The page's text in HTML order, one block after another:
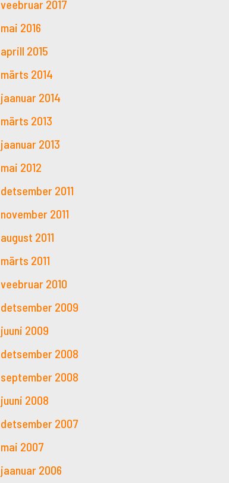
veebruar 2017
mai 2016
aprill 2015
märts 2014
jaanuar 2014
märts 2013
jaanuar 2013
mai 2012
detsember 2011
november 2011
august 2011
märts 2011
veebruar 2010
detsember 2009
juuni 2009
detsember 2008
september 2008
juuni 2008
detsember 2007
mai 2007
jaanuar 2006